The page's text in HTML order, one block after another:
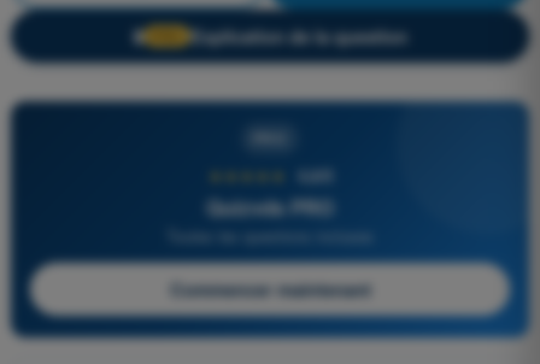
🔒 Explication de la question
4,6/5
Quizvds PRO
Commencer maintenant